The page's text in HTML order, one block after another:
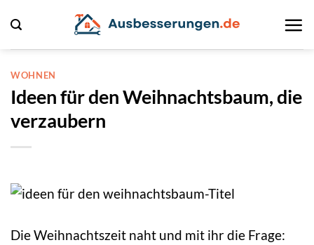
Inhalt
springen
WOHNEN
Ideen für den Weihnachtsbaum, die
verzaubern
Die Weihnachtszeit naht und mit ihr die Frage: